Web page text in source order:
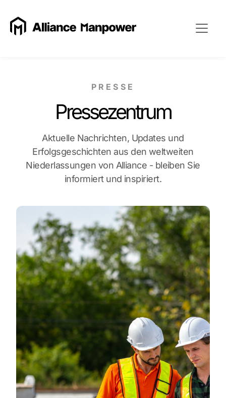
PRESSE
Pressezentrum
Aktuelle Nachrichten, Updates und
Erfolgsgeschichten aus den weltweiten
Niederlassungen von Alliance - bleiben Sie
informiert und inspiriert.